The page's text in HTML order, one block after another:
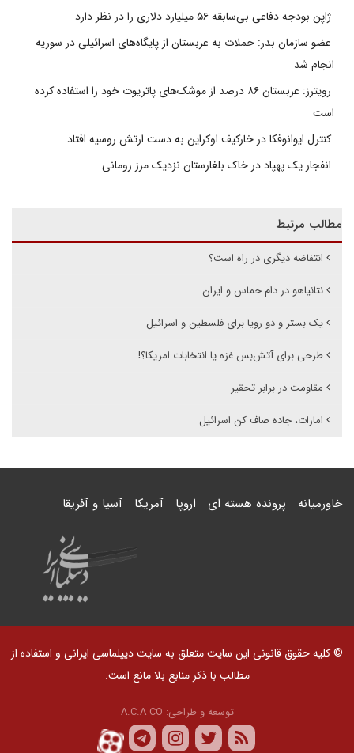
ژاپن بودجه دفاعی بی‌سابقه ۵۶ میلیارد دلاری را در نظر دارد
عضو سازمان بدر: حملات به عربستان از پایگاه‌های اسرائیلی در سوریه
انجام شد
رویترز: عربستان ۸۶ درصد از موشک‌های پاتریوت خود را استفاده کرده
است
کنترل ایوانوفکا در خارکیف اوکراین به دست ارتش روسیه افتاد
انفجار یک پهپاد در خاک بلغارستان نزدیک مرز رومانی
مطالب مرتبط
انتفاضه دیگری در راه است؟
نتانیاهو در دام حماس و ایران
یک بستر و دو رویا برای فلسطین و اسرائیل
طرحی برای آتش‌بس غزه یا انتخابات امریکا؟!
مقاومت در برابر تحقیر
امارات، جاده صاف کن اسرائیل
خاورمیانه پرونده هسته ای اروپا آمریکا آسیا و آفریقا
© کلیه حقوق قانونی این سایت متعلق به سایت دیپلماسی ایرانی و استفاده از
مطالب با ذکر منابع بلا مانع است.
توسعه و طراحی: A.C.A CO